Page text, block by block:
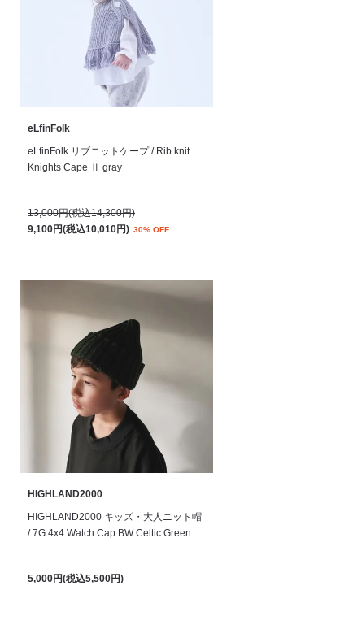
eLfinFolk
eLfinFolk リブニットケープ / Rib knit
Knights Cape Ⅱ gray
13,000円(税込14,300円)
9,100円(税込10,010円) 30% OFF
HIGHLAND2000
HIGHLAND2000 キッズ・大人ニット帽
/ 7G 4x4 Watch Cap BW Celtic Green
5,000円(税込5,500円)